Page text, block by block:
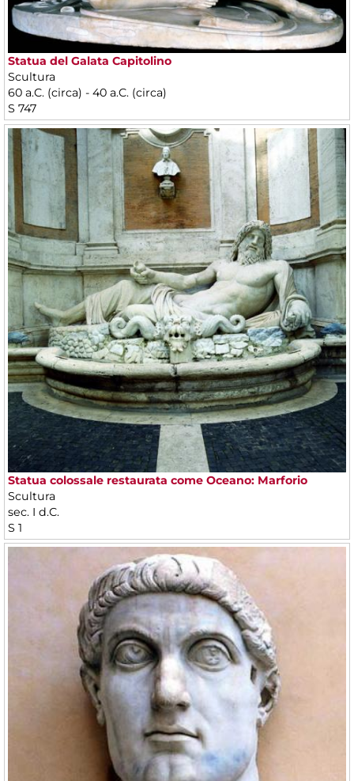
Statua del Galata Capitolino
Scultura
60 a.C. (circa) - 40 a.C. (circa)
S 747
Statua colossale restaurata come Oceano: Marforio
Scultura
sec. I d.C.
S 1